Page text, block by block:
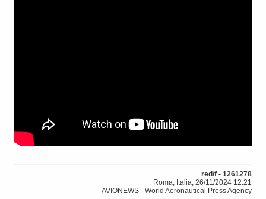
red/f - 1261278
Roma, Italia, 26/11/2024 12:21
AVIONEWS - World Aeronautical Press Agency